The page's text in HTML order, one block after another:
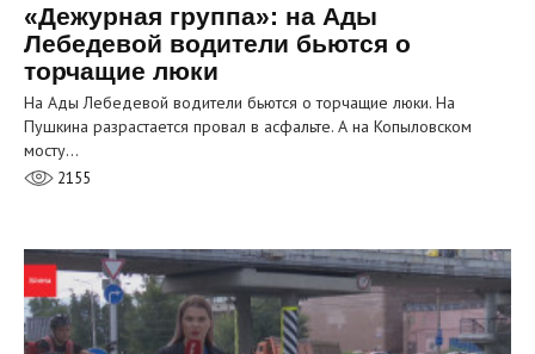
«Дежурная группа»: на Ады
Лебедевой водители бьются о
торчащие люки
На Ады Лебедевой водители бьются о торчащие люки. На
Пушкина разрастается провал в асфальте. А на Копыловском
мосту…
2155